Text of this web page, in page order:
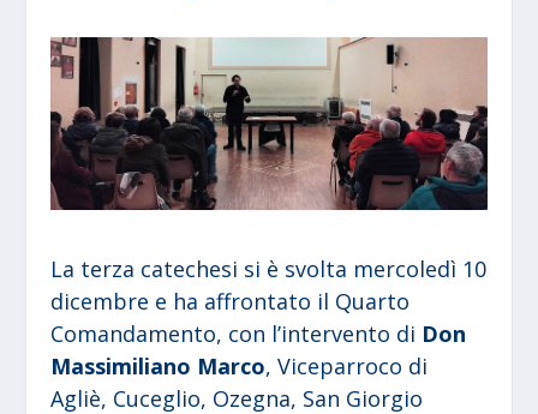
La terza catechesi si è svolta mercoledì 10
dicembre e ha affrontato il Quarto
Comandamento, con l’intervento di Don
Massimiliano Marco, Viceparroco di
Agliè, Cuceglio, Ozegna, San Giorgio